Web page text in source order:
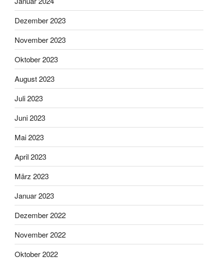
Dezember 2023
November 2023
Oktober 2023
August 2023
Juli 2023
Juni 2023
Mai 2023
April 2023
März 2023
Januar 2023
Dezember 2022
November 2022
Oktober 2022